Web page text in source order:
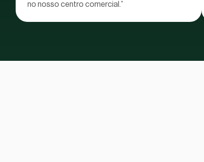
no nosso centro comercial.”